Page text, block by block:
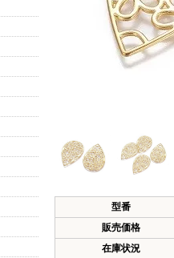
型番
販売価格
在庫状況